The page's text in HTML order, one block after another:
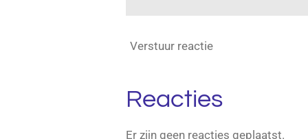
Verstuur reactie
Reacties
Er zijn geen reacties geplaatst.